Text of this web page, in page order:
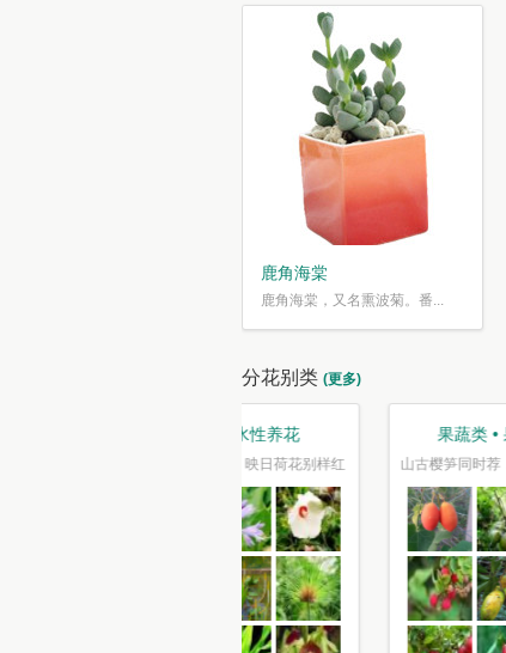
鹿角海棠
鹿角海棠，又名熏波菊。番...
分花别类 (更多)
趣味类 • 奇花异草
水光潋滟花方好,山色空蒙枝亦奇